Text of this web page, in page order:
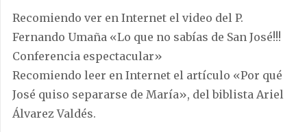
Recomiendo ver en Internet el video del P.
Fernando Umaña «Lo que no sabías de San José!!!
Conferencia espectacular»
Recomiendo leer en Internet el artículo «Por qué
José quiso separarse de María», del biblista Ariel
Álvarez Valdés.